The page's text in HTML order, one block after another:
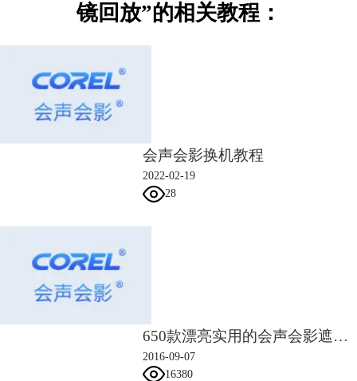
图四：多次重复
两次慢镜回放的制作也很简单，将想要慢镜回放的片段副本添加到视频轨
上，然后调整播放速度即可。
步骤一：在视频轨上添加用于制作慢镜回放效果的素材副本。
步骤二：选中想要慢镜回放的视频素材，右键速度打开回放速度对话框。
输入30，设置完成后，单击确定。
最后可以在音乐轨上添加背景音乐，根据影片的长度进行修整。然后在预
览窗口下方将播放模式设置为“项目：播放，单击开始，就可以查看了。
镜回放”的相关教程：
会声会影换机教程
2022-02-19
28
650款漂亮实用的会声会影遮罩素材
2016-09-07
16380